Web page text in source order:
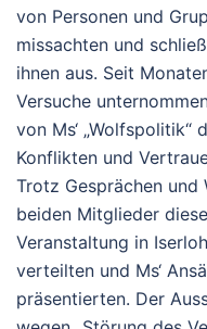
von Personen und
missachten und
ihnen aus. Seit
Versuche
von Ms‘ „Wolfspolitik“
Konflikten und
Trotz Gesprächen und
beiden Mitglieder
Veranstaltung in
verteilten und Ms‘
präsentierten. Der